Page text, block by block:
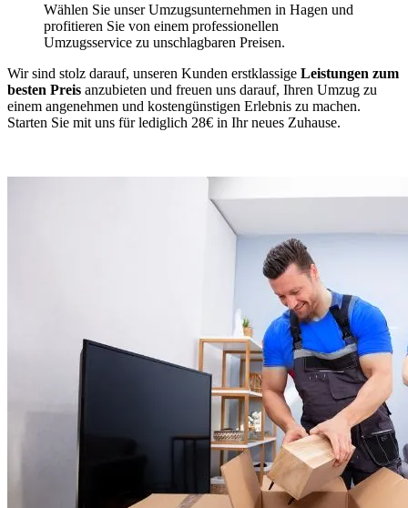
Wählen Sie unser Umzugsunternehmen in Hagen und
profitieren Sie von einem professionellen
Umzugsservice zu unschlagbaren Preisen.
Wir sind stolz darauf, unseren Kunden erstklassige Leistungen zum
besten Preis anzubieten und freuen uns darauf, Ihren Umzug zu
einem angenehmen und kostengünstigen Erlebnis zu machen.
Starten Sie mit uns für lediglich 28€ in Ihr neues Zuhause.